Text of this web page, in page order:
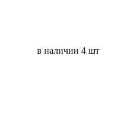
в наличии 4 шт